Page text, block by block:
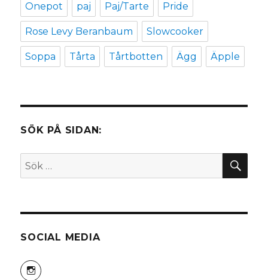
Onepot paj Paj/Tarte Pride
Rose Levy Beranbaum Slowcooker
Soppa Tårta Tårtbotten Ägg Äpple
SÖK PÅ SIDAN:
Sök
efter:
SOCIAL MEDIA
Visa
himeko81s